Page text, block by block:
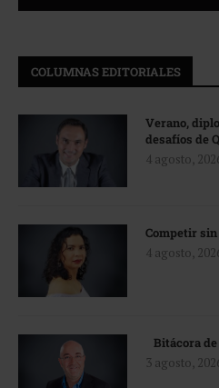
COLUMNAS EDITORIALES
Verano,
desafíos de
4 agosto,
Competir sin
4 agosto,
Bitácora
3 agosto,